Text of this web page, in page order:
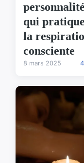
qui
la
consciente
8 mars 2025